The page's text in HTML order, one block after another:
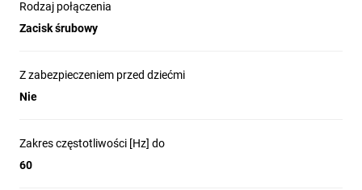
Rodzaj połączenia
Zacisk śrubowy
Z zabezpieczeniem przed dziećmi
Nie
Zakres częstotliwości [Hz] do
60